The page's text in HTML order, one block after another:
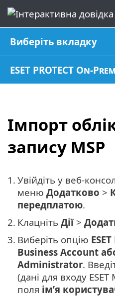
Виберіть вкладку
ESET PROTECT On-
Імпорт
запису MSP
1. Увійдіть у веб-
меню Додатково >
передплатою.
2. Клацніть Дії >
3. Виберіть опцію
Business Account
Administrator.
(дані для входу
поля ім’я